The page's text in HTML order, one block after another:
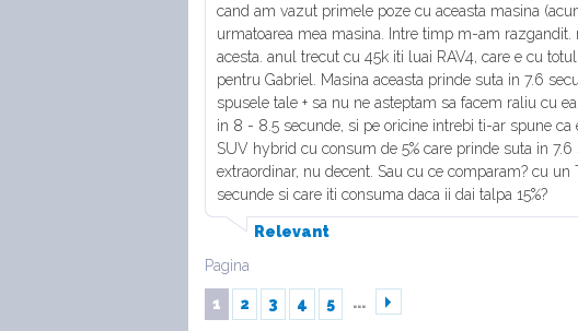
cand am vazut primele poze cu aceasta masina
urmatoarea mea masina. Intre timp m-am razgandit.
acesta. anul trecut cu 45k iti luai RAV4, care e cu
pentru Gabriel. Masina aceasta prinde suta in 7.6
spusele tale + sa nu ne asteptam sa facem raliu cu
in 8 - 8.5 secunde, si pe oricine intrebi ti-ar spune
SUV hybrid cu consum de 5% care prinde suta in
extraordinar, nu decent. Sau cu ce comparam? cu
secunde si care iti consuma daca ii dai talpa 15%?
Relevant
Pagina
1 2 3 4 5 ...